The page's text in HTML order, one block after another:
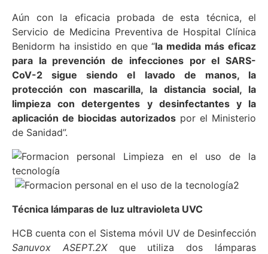
Aún con la eficacia probada de esta técnica, el
Servicio de Medicina Preventiva de Hospital Clínica
Benidorm ha insistido en que “la medida más eficaz
para la prevención de infecciones por el SARS-
CoV-2 sigue siendo el lavado de manos, la
protección con mascarilla, la distancia social, la
limpieza con detergentes y desinfectantes y la
aplicación de biocidas autorizados por el Ministerio
de Sanidad”.
Técnica lámparas de luz ultravioleta UVC
HCB cuenta con el Sistema móvil UV de Desinfección
Sanuvox ASEPT.2Xque utiliza dos lámparas